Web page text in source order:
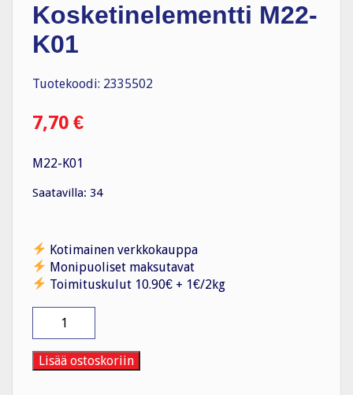
Kosketinelementti M22-
K01
Tuotekoodi: 2335502
7,70 €
M22-K01
Saatavilla: 34
Kotimainen verkkokauppa
Monipuoliset maksutavat
Toimituskulut 10.90€ + 1€/2kg
K01
määrä
Lisää ostoskoriin